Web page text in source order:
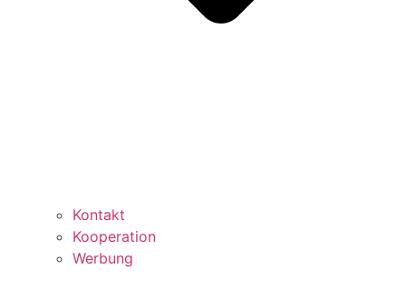
Kontakt
Kooperation
Werbung